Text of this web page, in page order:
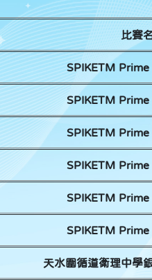
比賽
SPIKETM Prime
SPIKETM
SPIKETM
SPIKETM
SPIKETM
SPIKETM
天水圍循道衛理中學